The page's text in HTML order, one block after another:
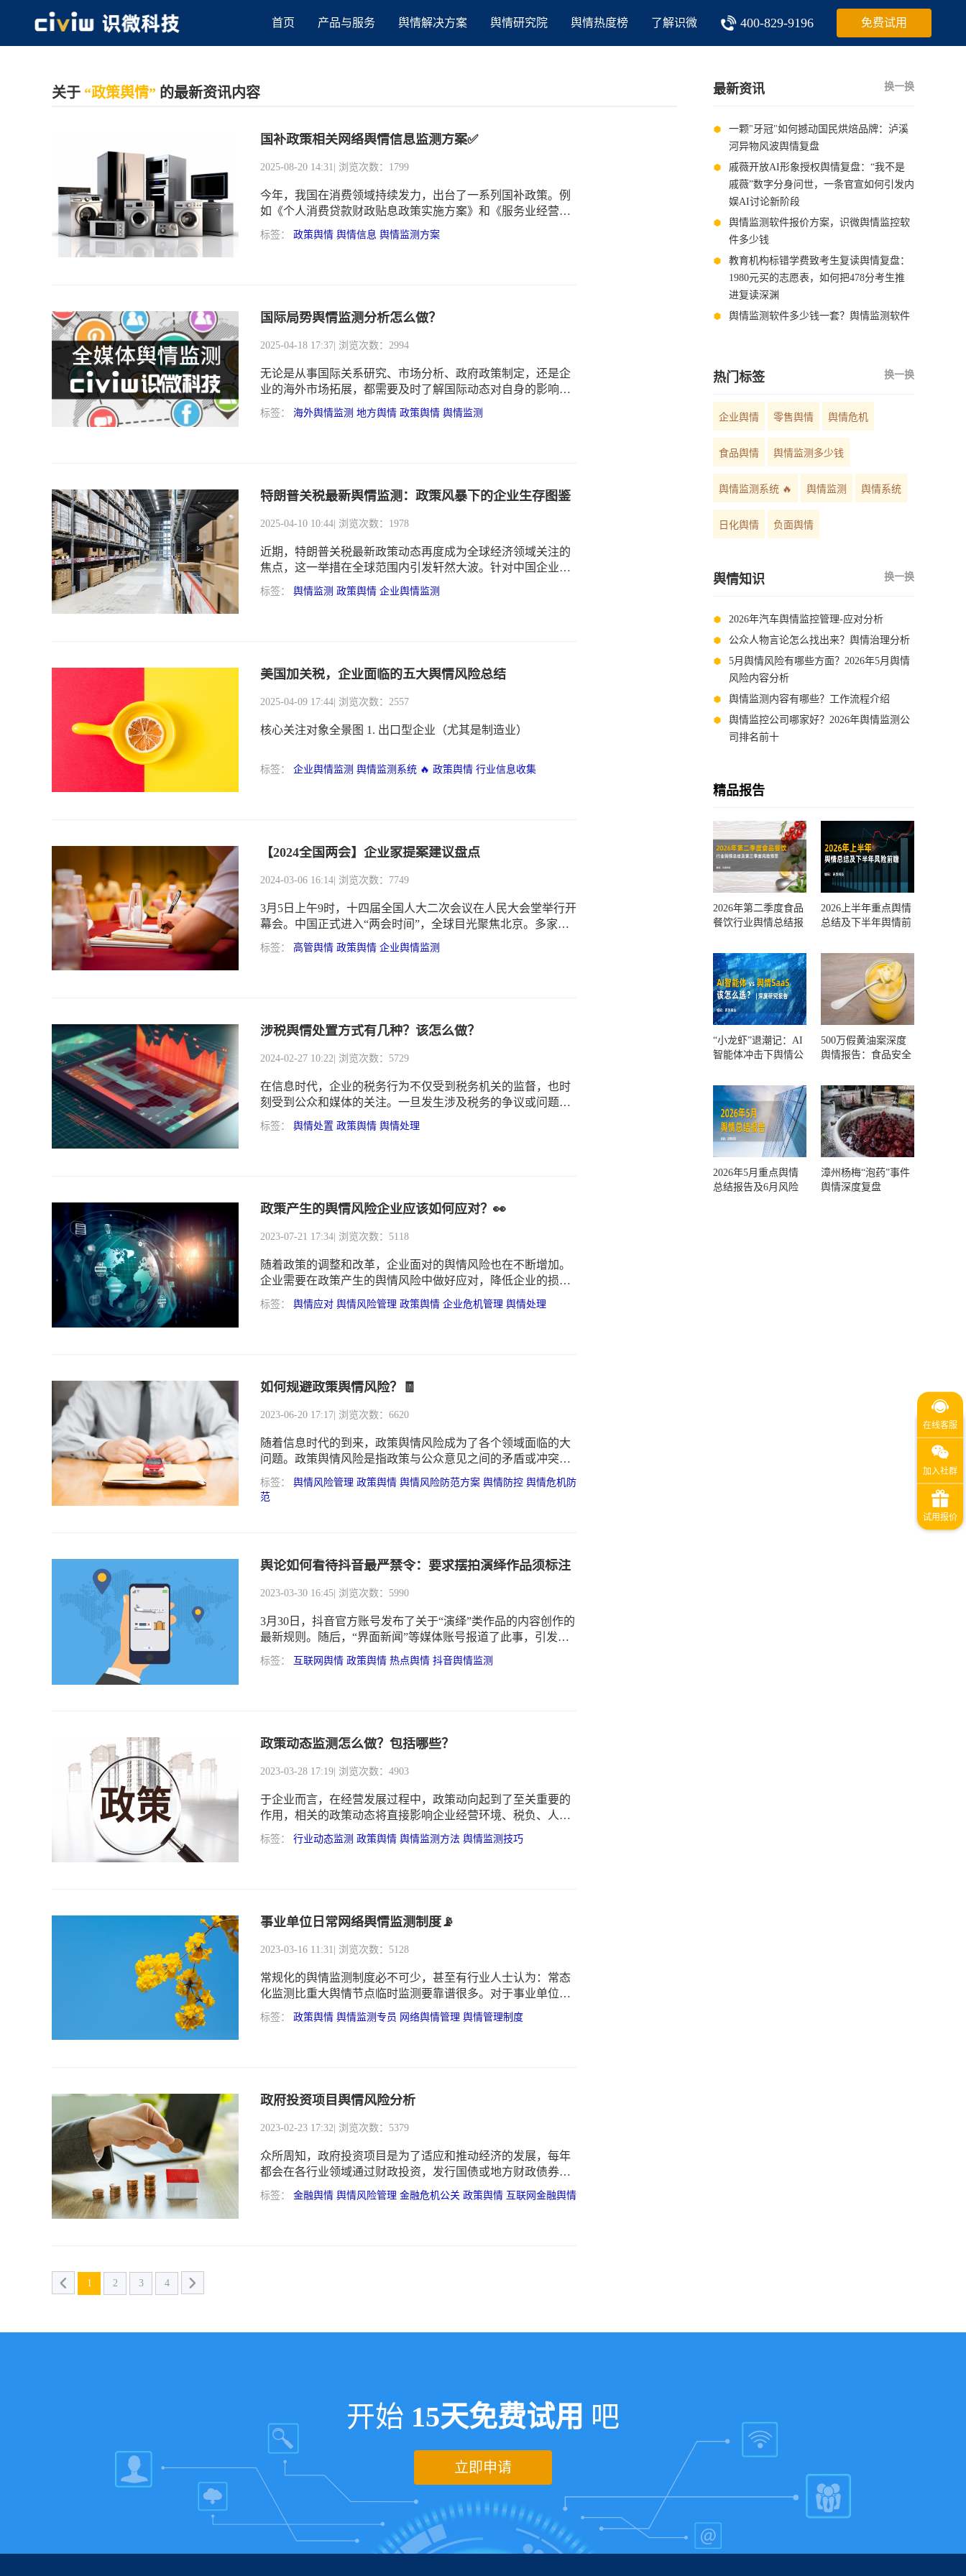
首页 产品与服务 舆情解决方案 舆情研究院 舆情热度榜 了解识微 400-829-9196 免费试用
关于 “政策舆情” 的最新资讯内容
国补政策相关网络舆情信息监测方案✅
2025-08-20 14:31 | 浏览次数：1799
今年，我国在消费领域持续发力，出台了一系列国补政策。例
如《个人消费贷款财政贴息政策实施方案》和《服务业经营主
体贷款贴息政策实施方案》，对个人消费贷款和服务业经营主
体贷款给予一定的财政贴息。此前，还推出了大规模设备更新
标签： 政策舆情 舆情信息 舆情监测方案
国际局势舆情监测分析怎么做？
2025-04-18 17:37 | 浏览次数：2994
无论是从事国际关系研究、市场分析、政府政策制定，还是企
业的海外市场拓展，都需要及时了解国际动态对自身的影响。
国际局势舆情监测分析是一个系统性工程，需要融合多学科方
法、技术工具与实战经验。以下从战略框架、技术实现、风险
标签： 海外舆情监测 地方舆情 政策舆情 舆情监测
特朗普关税最新舆情监测：政策风暴下的企业生存图鉴
2025-04-10 10:44 | 浏览次数：1978
近期，特朗普关税最新政策动态再度成为全球经济领域关注的
焦点，这一举措在全球范围内引发轩然大波。针对中国企业，
其相关政策发生如下演变
标签： 舆情监测 政策舆情 企业舆情监测
美国加关税，企业面临的五大舆情风险总结
2025-04-09 17:44 | 浏览次数：2557
核心关注对象全景图 1. 出口型企业（尤其是制造业）
标签： 企业舆情监测 舆情监测系统 🔥 政策舆情 行业信息收集
【2024全国两会】企业家提案建议盘点
2024-03-06 16:14 | 浏览次数：7749
3月5日上午9时，十四届全国人大二次会议在人民大会堂举行开
幕会。中国正式进入“两会时间”，全球目光聚焦北京。多家海
外主流媒体通过实时转播、连线会场记者等方式对中国两会展
开重点报道，“新质生产力”成为外媒普遍提及的“两会关键
标签： 高管舆情 政策舆情 企业舆情监测
涉税舆情处置方式有几种？该怎么做？
2024-02-27 10:22 | 浏览次数：5729
在信息时代，企业的税务行为不仅受到税务机关的监督，也时
刻受到公众和媒体的关注。一旦发生涉及税务的争议或问题，
可能迅速演变为涉税舆情事件，对企业声誉造成重大影响。
标签： 舆情处置 政策舆情 舆情处理
政策产生的舆情风险企业应该如何应对？👀
2023-07-21 17:34 | 浏览次数：5118
随着政策的调整和改革，企业面对的舆情风险也在不断增加。
企业需要在政策产生的舆情风险中做好应对，降低企业的损失
和影响。
标签： 舆情应对 舆情风险管理 政策舆情 企业危机管理 舆情处理
如何规避政策舆情风险？🧾
2023-06-20 17:17 | 浏览次数：6620
随着信息时代的到来，政策舆情风险成为了各个领域面临的大
问题。政策舆情风险是指政策与公众意见之间的矛盾或冲突，
可能导致负面舆情的产生，进一步对企业或政府的形象和信任
带来损害。因此，为了规避政策舆情风险，需要有一定的应对
标签： 舆情风险管理 政策舆情 舆情风险防范方案 舆情防控 舆情危机防
范
舆论如何看待抖音最严禁令：要求摆拍演绎作品须标注
2023-03-30 16:45 | 浏览次数：5990
3月30日，抖音官方账号发布了关于“演绎”类作品的内容创作的
最新规则。随后，“界面新闻”等媒体账号报道了此事，引发网
络关注和讨论
标签： 互联网舆情 政策舆情 热点舆情 抖音舆情监测
政策动态监测怎么做？包括哪些？
2023-03-28 17:19 | 浏览次数：4903
于企业而言，在经营发展过程中，政策动向起到了至关重要的
作用，相关的政策动态将直接影响企业经营环境、税负、人力
成本、市场前景以及运营利润等问题。企业需要及时获取信息
并做出相应的调整，以保持竞争力和可持续发展。
标签： 行业动态监测 政策舆情 舆情监测方法 舆情监测技巧
事业单位日常网络舆情监测制度📡
2023-03-16 11:31 | 浏览次数：5128
常规化的舆情监测制度必不可少，甚至有行业人士认为：常态
化监测比重大舆情节点临时监测要靠谱很多。对于事业单位，
日常舆情制度该如何制定呢？
标签： 政策舆情 舆情监测专员 网络舆情管理 舆情管理制度
政府投资项目舆情风险分析
2023-02-23 17:32 | 浏览次数：5379
众所周知，政府投资项目是为了适应和推动经济的发展，每年
都会在各行业领域通过财政投资，发行国债或地方财政债券，
以及利用外国政府赠款、国家财政担保的国内外金融组织贷款
等方式独资或合资兴建的固定资产投资项目，尤其是一些地方
标签： 金融舆情 舆情风险管理 金融危机公关 政策舆情 互联网金融舆情
1 2 3 4
最新资讯 换一换
一颗"牙冠"如何撼动国民烘焙品牌：泸溪
河异物风波舆情复盘
戚薇开放AI形象授权舆情复盘：“我不是
戚薇”数字分身问世，一条官宣如何引发内
娱AI讨论新阶段
舆情监测软件报价方案，识微舆情监控软
件多少钱
教育机构标错学费致考生复读舆情复盘：
1980元买的志愿表，如何把478分考生推
进复读深渊
舆情监测软件多少钱一套？舆情监测软件
热门标签 换一换
企业舆情 零售舆情 舆情危机
食品舆情 舆情监测多少钱
舆情监测系统 🔥 舆情监测 舆情系统
日化舆情 负面舆情
舆情知识 换一换
2026年汽车舆情监控管理-应对分析
公众人物言论怎么找出来？舆情治理分析
5月舆情风险有哪些方面？2026年5月舆情
风险内容分析
舆情监测内容有哪些？工作流程介绍
舆情监控公司哪家好？2026年舆情监测公
司排名前十
精品报告
2026年第二季度食品
餐饮行业舆情总结报
测
2026上半年重点舆情
总结及下半年舆情前
“小龙虾”退潮记：AI
智能体冲击下舆情公
500万假黄油案深度
舆情报告：食品安全
一环？
2026年5月重点舆情
总结报告及6月风险
漳州杨梅“泡药”事件
舆情深度复盘
开始 15天免费试用 吧
立即申请